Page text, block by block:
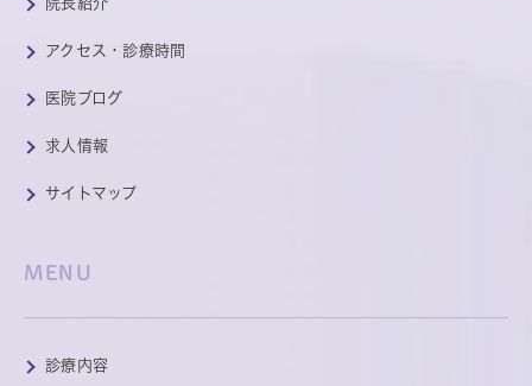
院長紹介
アクセス・診療時間
医院ブログ
求人情報
サイトマップ
MENU
診療内容